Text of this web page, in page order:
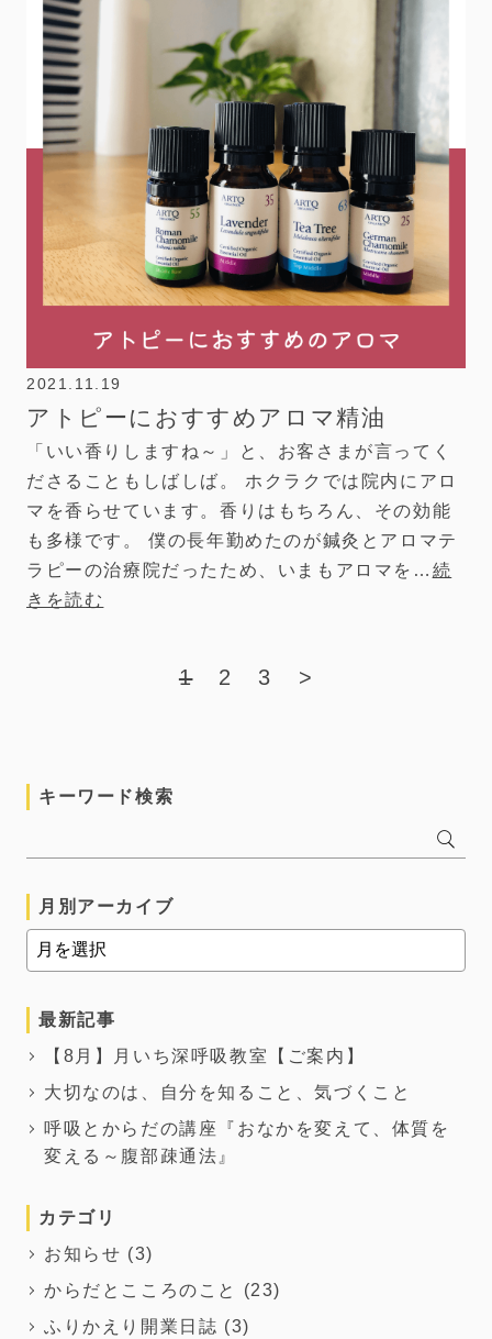
2021.11.19
アトピーにおすすめアロマ精油
「いい香りしますね～」と、お客さまが言ってく
ださることもしばしば。 ホクラクでは院内にアロ
マを香らせています。香りはもちろん、その効能
も多様です。 僕の長年勤めたのが鍼灸とアロマテ
ラピーの治療院だったため、いまもアロマを… 続
きを読む
1 2 3 >
キーワード検索
月別アーカイブ
最新記事
【8月】月いち深呼吸教室【ご案内】
大切なのは、自分を知ること、気づくこと
呼吸とからだの講座『おなかを変えて、体質を
変える～腹部疎通法』
カテゴリ
お知らせ (3)
からだとこころのこと
(23)
ふりかえり開業日誌 (3)